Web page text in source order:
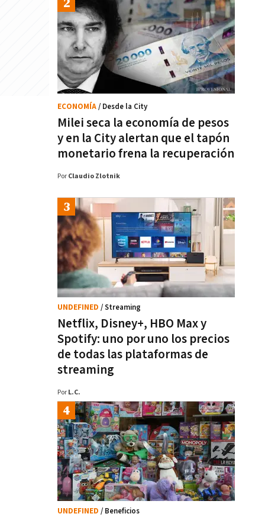
Milei seca la economía de pesos
y en la City alertan que el tapón
monetario frena la recuperación
ECONOMÍA/ Desde la City
Por Claudio Zlotnik
Netflix, Disney+, HBO Max y
Spotify: uno por uno los precios
de todas las plataformas de
streaming
UNDEFINED / Streaming
Por L.C.
UNDEFINED / Beneficios